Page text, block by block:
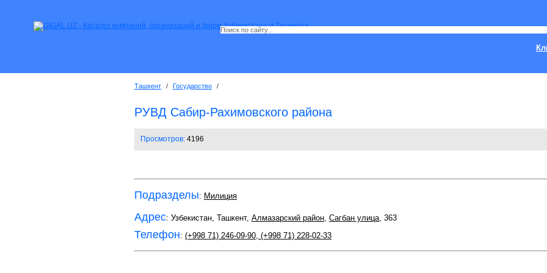
Ташкент / Государство /
РУВД Сабир-Рахимовского района
Просмотров: 4196
Подразделы: Милиция
Адрес: Узбекистан, Ташкент, Алмазарский район, Сагбан улица, 363
Телефон: (+998 71) 246-09-90 (+998 71) 228-02-33